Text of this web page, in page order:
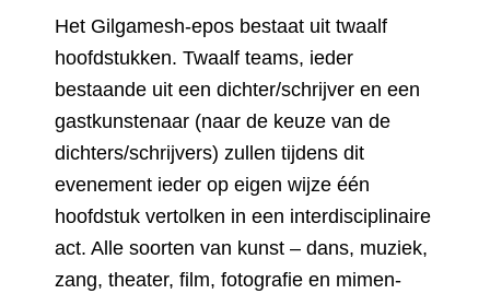
Het Gilgamesh-epos bestaat uit twaalf
hoofdstukken. Twaalf teams, ieder
bestaande uit een dichter/schrijver en een
gastkunstenaar (naar de keuze van de
dichters/schrijvers) zullen tijdens dit
evenement ieder op eigen wijze één
hoofdstuk vertolken in een interdisciplinaire
act. Alle soorten van kunst – dans, muziek,
zang, theater, film, fotografie en mimen-